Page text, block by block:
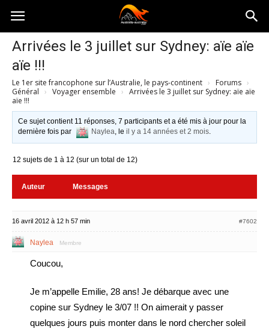
Australia-
australie.com
Arrivées le 3 juillet sur Sydney: aïe aïe
aïe !!!
Le 1er site francophone sur l’Australie, le pays-continent › Forums ›
Général › Voyager ensemble › Arrivées le 3 juillet sur Sydney: aïe aïe
aïe !!!
Ce sujet contient 11 réponses, 7 participants et a été mis à jour pour la
dernière fois par
Naylea, leil y a 14 années et 2 mois.
12 sujets de 1 à 12 (sur un total de 12)
Auteur Messages
16 avril 2012 à 12 h 57 min #7602
Naylea Membre
Coucou,
Je m’appelle Emilie, 28 ans! Je débarque avec une
copine sur Sydney le 3/07 !! On aimerait y passer
quelques jours puis monter dans le nord chercher soleil